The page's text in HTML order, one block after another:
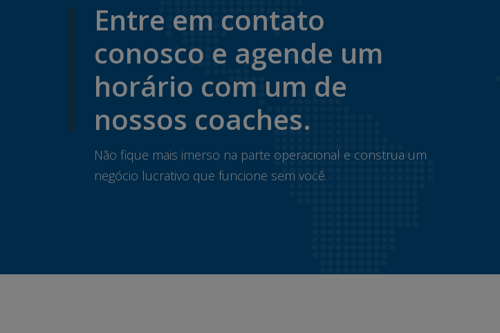
Entre em contato
conosco e agende um
horário com um de
nossos coaches.
Não fique mais imerso na parte operacional e construa um
negócio lucrativo que funcione sem você.